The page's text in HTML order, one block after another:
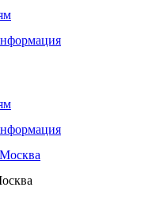
Москва